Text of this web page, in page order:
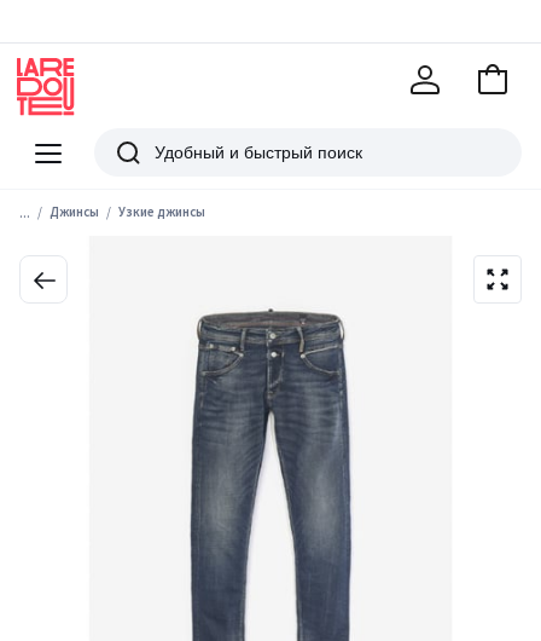
Меню
Redoute
Поиск
В
... Джинсы Узкие джинсы